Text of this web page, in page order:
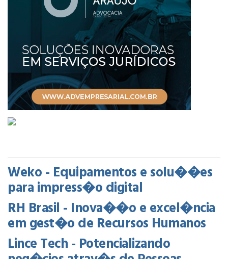
Weko - Equipamentos e solu��es
para impress�o digital
RH Brasil - Inova��o e excel�ncia
em gest�o de Recursos Humanos
Lince Tech - Potencializando